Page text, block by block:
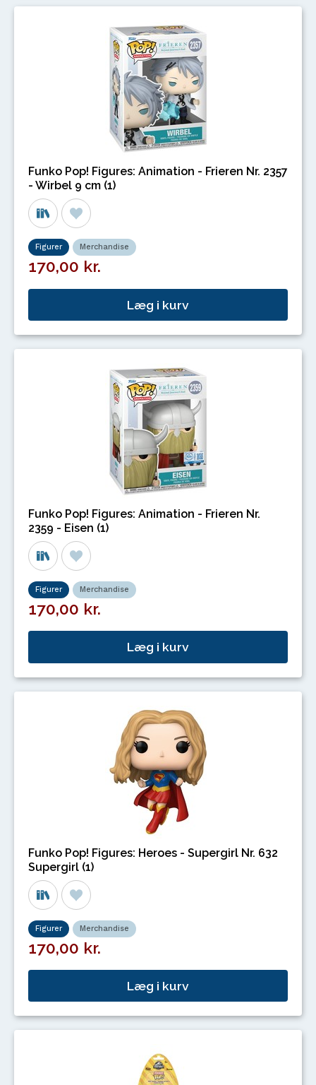
Funko Pop! Figures: Animation - Frieren Nr. 2357
- Wirbel 9 cm (1)
Figurer Merchandise
170,00 kr.
Læg i kurv
Funko Pop! Figures: Animation - Frieren Nr.
2359 - Eisen (1)
Figurer Merchandise
170,00 kr.
Læg i kurv
Funko Pop! Figures: Heroes - Supergirl Nr. 632
Supergirl (1)
Figurer Merchandise
170,00 kr.
Læg i kurv